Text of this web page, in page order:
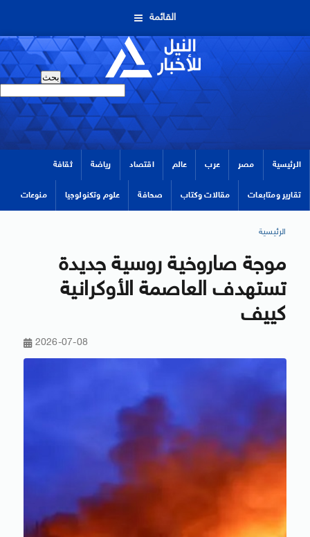
القائمة
الرئيسية مصر عرب عالم اقتصاد رياضة ثقافة
تقارير ومتابعات مقالات وكتاب صحافة علوم وتكنولوجيا منوعات
الرئيسية
موجة صاروخية روسية جديدة
تستهدف العاصمة الأوكرانية
كييف
2026-07-08